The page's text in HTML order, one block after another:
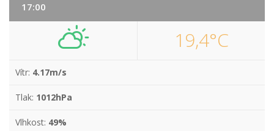
17:00
19,4°C
Vítr: 4.17m/s
Tlak: 1012hPa
Vlhkost: 49%